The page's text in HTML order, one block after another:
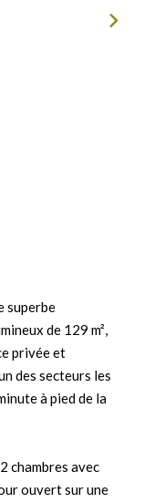
superbe
de 129 m²,
privée et
des secteurs les
à pied de la
chambres avec
ouvert sur une